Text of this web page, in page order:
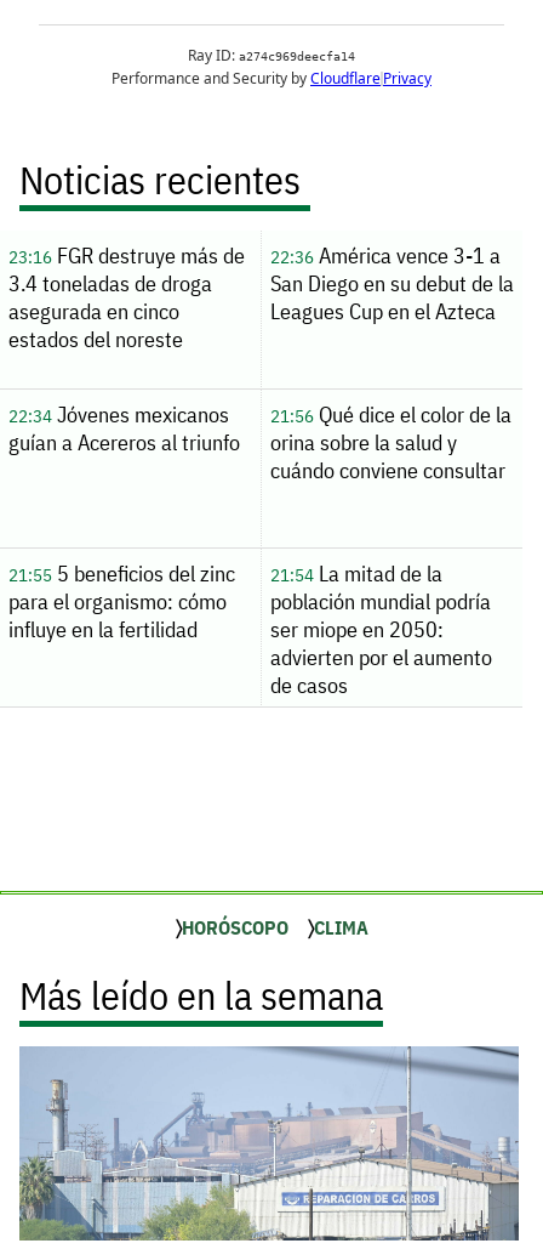
Noticias recientes
23:16FGR destruye más de
3.4 toneladas de droga
asegurada en cinco
estados del noreste
22:36América vence 3-1 a
San Diego en su debut de la
Leagues Cup en el Azteca
22:34Jóvenes mexicanos
guían a Acereros al triunfo
21:56Qué dice el color de la
orina sobre la salud y
cuándo conviene consultar
21:555 beneficios del zinc
para el organismo: cómo
influye en la fertilidad
21:54La mitad de la
población mundial podría
ser miope en 2050:
advierten por el aumento
de casos
HORÓSCOPO CLIMA
Más leído en la semana